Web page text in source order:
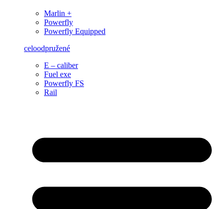
Marlin +
Powerfly
Powerfly Equipped
celoodpružené
E – caliber
Fuel exe
Powerfly FS
Rail